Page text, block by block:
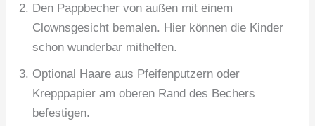
Den Pappbecher von außen mit einem
Clownsgesicht bemalen. Hier können die Kinder
schon wunderbar mithelfen.
Optional Haare aus Pfeifenputzern oder
Krepppapier am oberen Rand des Bechers
befestigen.